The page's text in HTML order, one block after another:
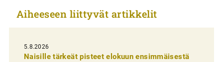
e
i
Aiheeseen liittyvät artikkelit
5.8.2026
Naisille tärkeät pisteet elokuun ensimmäisestä